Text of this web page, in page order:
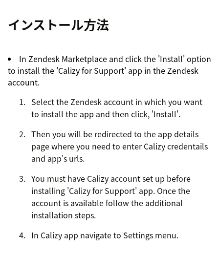
インストール方法
In Zendesk Marketplace and click the 'Install' option
to install the 'Calizy for Support' app in the Zendesk
account.
Select the Zendesk account in which you want
to install the app and then click, 'Install'.
Then you will be redirected to the app details
page where you need to enter Calizy credentails
and app's urls.
You must have Calizy account set up before
installing 'Calizy for Support' app. Once the
account is available follow the additional
installation steps.
In Calizy app navigate to Settings menu.